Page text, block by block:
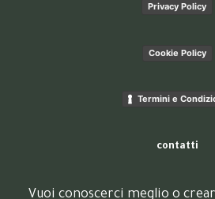
Privacy Policy
Cookie Policy
Termini e
contatti
Vuoi conoscerci meglio o